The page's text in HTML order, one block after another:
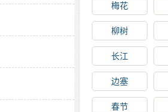
梅花
柳树
长江
边塞
春节